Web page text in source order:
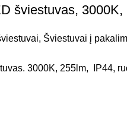
šviestuvas,
, Šviestuvai į
3000K, 255lm, IP44,